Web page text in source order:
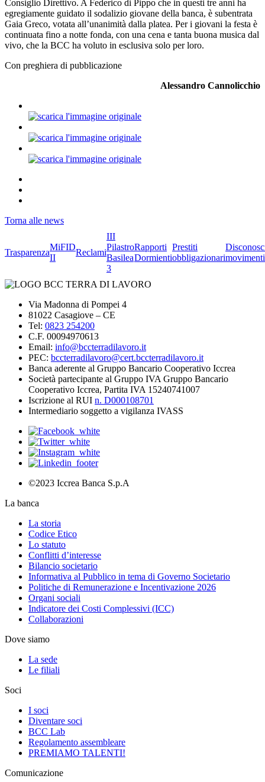
Consiglio Direttivo. A Federico di Pippo che in questi tre anni ha
egregiamente guidato il sodalizio giovane della banca, è subentrata
Gaia Greco, votata all’unanimità dalla platea. Per i giovani la festa è
continuata fino a notte fonda, con una cena e tanta buona musica dal
vivo, che la BCC ha voluto in esclusiva solo per loro.
Con preghiera di pubblicazione
Alessandro Cannolicchio
Torna alle news
Trasparenza
MiFID
II
Reclami
III
Pilastro
Basilea
3
Rapporti
Dormienti
Prestiti
obbligazionarimovimenti
Via Madonna di Pompei 4
81022 Casagiove – CE
Tel: 0823 254200
C.F. 00094970613
Email: info@bccterradilavoro.it
PEC: bccterradilavoro@cert.bccterradilavoro.it
Banca aderente al Gruppo Bancario Cooperativo Iccrea
Società partecipante al Gruppo IVA Gruppo Bancario
Cooperativo Iccrea, Partita IVA 15240741007
Iscrizione al RUI n. D000108701
Intermediario soggetto a vigilanza IVASS
©2023 Iccrea Banca S.p.A
La banca
La storia
Codice Etico
Lo statuto
Conflitti d’interesse
Bilancio societario
Informativa al Pubblico in tema di Governo Societario
Politiche di Remunerazione e Incentivazione 2026
Organi sociali
Indicatore dei Costi Complessivi (ICC)
Collaborazioni
Dove siamo
La sede
Le filiali
Soci
I soci
Diventare soci
BCC Lab
Regolamento assembleare
PREMIAMO TALENTI!
Comunicazione